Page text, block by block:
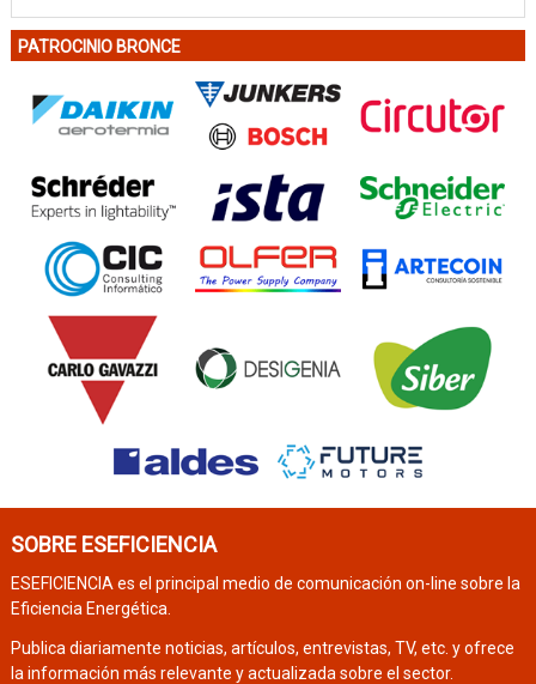
PATROCINIO BRONCE
SOBRE ESEFICIENCIA
ESEFICIENCIA es el principal medio de comunicación on-line sobre la
Eficiencia Energética.
Publica diariamente noticias, artículos, entrevistas, TV, etc. y ofrece
la información más relevante y actualizada sobre el sector.